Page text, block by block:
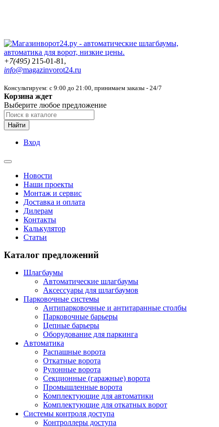
+7(495) 215-01-81,
info@magazinvorot24.ru
Консультируем: с 9:00 до 21:00, принимаем заказы - 24/7
Корзина ждет
Выберите любое предложение
Найти
Вход
Новости
Наши проекты
Монтаж и сервис
Доставка и оплата
Дилерам
Контакты
Калькулятор
Статьи
Каталог предложений
Шлагбаумы
Автоматические шлагбаумы
Аксессуары для шлагбаумов
Парковочные системы
Антипарковочные и антитаранные столбы
Парковочные барьеры
Цепные барьеры
Оборудование для паркинга
Автоматика
Распашные ворота
Откатные ворота
Рулонные ворота
Секционные (гаражные) ворота
Промышленные ворота
Комплектующие для автоматики
Комплектующие для откатных ворот
Системы контроля доступа
Контроллеры доступа